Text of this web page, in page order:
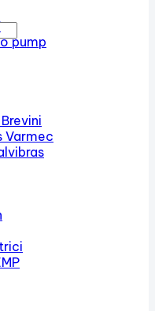
pump
Varmec